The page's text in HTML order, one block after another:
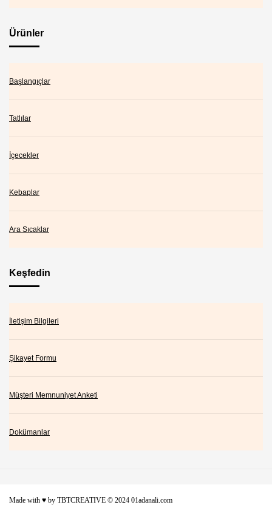
Ürünler
Başlangıçlar
Tatlılar
İçecekler
Kebaplar
Ara Sıcaklar
Keşfedin
İletişim Bilgileri
Şikayet Formu
Müşteri Memnuniyet Anketi
Dokümanlar
Made with ♥ by TBTCREATIVE © 2024 01adanali.com